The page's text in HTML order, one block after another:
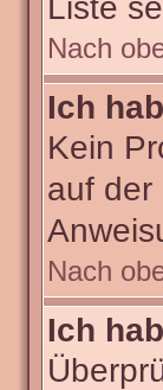
Nach
Ich
Kein
auf der
Nach
Ich